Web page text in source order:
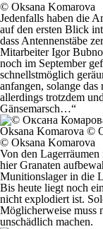
© Oksana Komarova
Jedenfalls haben die
auf den ersten Blick
dass Antennenstäbe
Mitarbeiter Igor
noch im September
schnellstmöglich
anfangen, solange
allerdings trotzdem
Gänsemarsch…“
© Oksana Komarova
Von den
hier Granaten
Munitionslager in die
Bis heute liegt noch
nicht explodiert ist.
Möglicherweise muss
unschädlich machen.